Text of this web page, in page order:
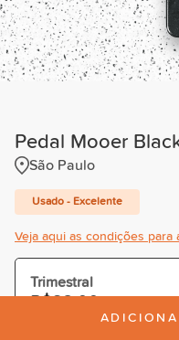
Pedal Mooer
São Paulo
Usado - Excelente
Veja aqui as condições para
Trimestral
Cobrado R$114,00 à vista ou